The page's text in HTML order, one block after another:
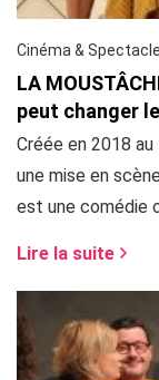
Cinéma &
LA
peut changer
Créée en 2018
une mise en
est une comédie
Lire la suite